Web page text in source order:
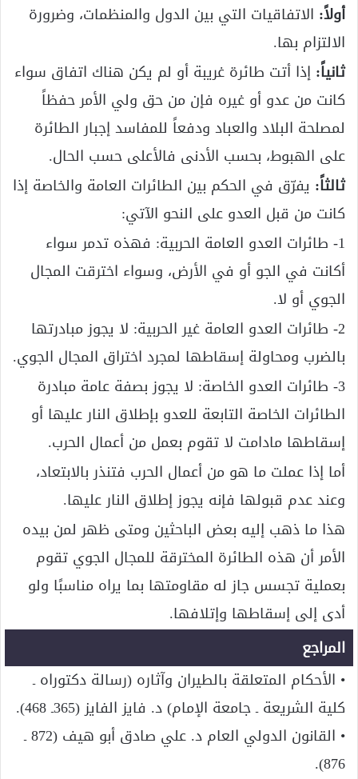
أولاً: الاتفاقيات التي بين الدول والمنظمات، وضرورة
الالتزام بها.
ثانياً: إذا أتت طائرة غريبة أو لم يكن هناك اتفاق سواء
كانت من عدو أو غيره فإن من حق ولي الأمر حفظاً
لمصلحة البلاد والعباد ودفعاً للمفاسد إجبار الطائرة
على الهبوط، بحسب الأدنى فالأعلى حسب الحال.
ثالثاً: يفرّق في الحكم بين الطائرات العامة والخاصة إذا
كانت من قبل العدو على النحو الآتي:
1- طائرات العدو العامة الحربية: فهذه تدمر سواء
أكانت في الجو أو في الأرض، وسواء اخترقت المجال
الجوي أو لا.
2- طائرات العدو العامة غير الحربية: لا يجوز مبادرتها
بالضرب ومحاولة إسقاطها لمجرد اختراق المجال الجوي.
3- طائرات العدو الخاصة: لا يجوز بصفة عامة مبادرة
الطائرات الخاصة التابعة للعدو بإطلاق النار عليها أو
إسقاطها مادامت لا تقوم بعمل من أعمال الحرب.
أما إذا عملت ما هو من أعمال الحرب فتنذر بالابتعاد،
وعند عدم قبولها فإنه يجوز إطلاق النار عليها.
هذا ما ذهب إليه بعض الباحثين ومتى ظهر لمن بيده
الأمر أن هذه الطائرة المخترقة للمجال الجوي تقوم
بعملية تجسس جاز له مقاومتها بما يراه مناسبًا ولو
أدى إلى إسقاطها وإتلافها.
المراجع
• الأحكام المتعلقة بالطيران وآثاره (رسالة دكتوراه ـ
كلية الشريعة ـ جامعة الإمام) د. فايز الفايز (365ـ 468).
• القانون الدولي العام د. علي صادق أبو هيف (872 ـ
876).